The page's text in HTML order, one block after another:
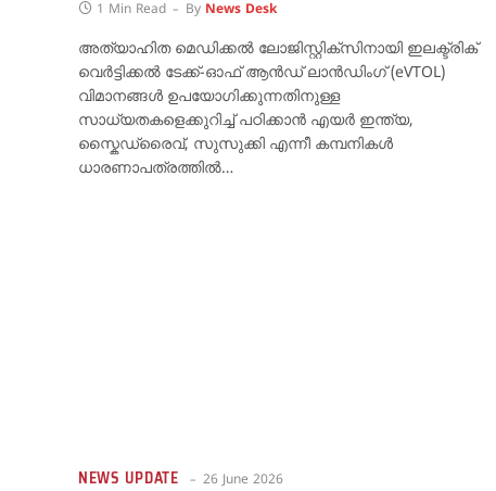
1 Min Read By News Desk
അത്യാഹിത മെഡിക്കൽ ലോജിസ്റ്റിക്സിനായി ഇലക്ട്രിക്
വെർട്ടിക്കൽ ടേക്ക്-ഓഫ് ആൻഡ് ലാൻഡിംഗ് (eVTOL)
വിമാനങ്ങൾ ഉപയോഗിക്കുന്നതിനുള്ള
സാധ്യതകളെക്കുറിച്ച് പഠിക്കാൻ എയർ ഇന്ത്യ,
സ്കൈഡ്രൈവ്, സുസുക്കി എന്നീ കമ്പനികൾ
ധാരണാപത്രത്തിൽ…
NEWS UPDATE 26 June 2026